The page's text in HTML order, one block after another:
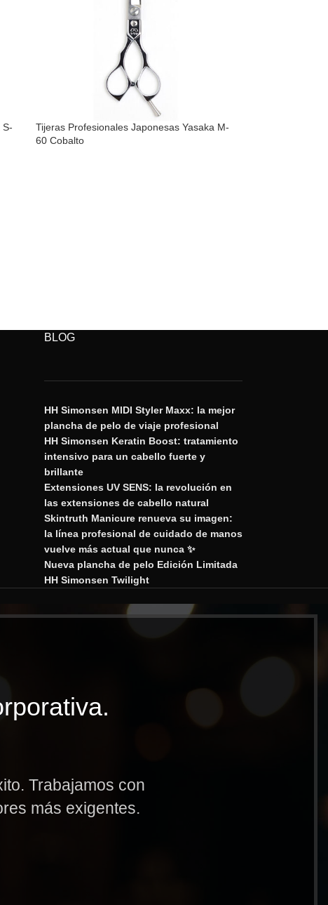
S-
Tijeras Profesionales Japonesas Yasaka M-
60 Cobalto
BLOG
HH Simonsen MIDI Styler Maxx: la mejor
plancha de pelo de viaje profesional
HH Simonsen Keratin Boost: tratamiento
intensivo para un cabello fuerte y
brillante
Extensiones UV SENS: la revolución en
las extensiones de cabello natural
Skintruth Manicure renueva su imagen:
la línea profesional de cuidado de manos
vuelve más actual que nunca ✨
Nueva plancha de pelo Edición Limitada
HH Simonsen Twilight
Trabajamos con
más exigentes.